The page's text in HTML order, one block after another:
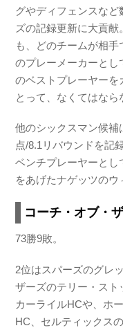
グやディフェンスな
ズの記録更新に大貢
も、どのチームが相
のプレーメーカーと
のベストプレーヤーを
とって、なくてはなら
他のシックスマン候補
点/8.1リバウンドを記
ベンチプレーヤーとし
をあげたナゲッツのウ
コーチ・オブ・
73勝9敗。
2位はスパーズのグレ
ザーズのテリー・スト
カーライルHCや、ホ
HC、セルティックス